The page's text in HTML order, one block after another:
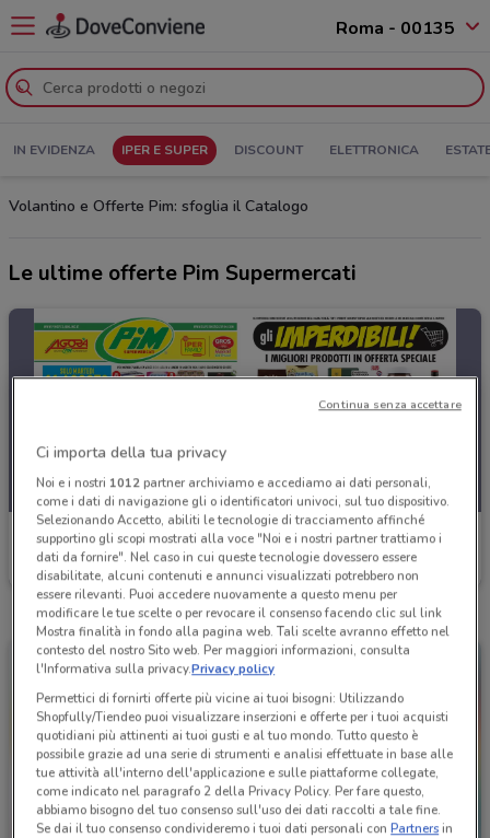
Roma - 00135
IN EVIDENZA IPER E SUPER DISCOUNT ELETTRONICA
Volantino e Offerte Pim: sfoglia il Catalogo
Le ultime offerte Pim Supermercati
Pim
Scade martedì
Ci importa della tua privacy
Noi e i nostri 1012partner archiviamo e accediamo ai dati personali,
come i dati di navigazione gli o identificatori univoci, sul tuo dispositivo.
Selezionando Accetto, abiliti le tecnologie di tracciamento affinché
supportino gli scopi mostrati alla voce "Noi e i nostri partner trattiamo i
dati da fornire". Nel caso in cui queste tecnologie dovessero essere
disabilitate, alcuni contenuti e annunci visualizzati potrebbero non
essere rilevanti. Puoi accedere nuovamente a questo menu per
modificare le tue scelte o per revocare il consenso facendo clic sul link
Mostra finalità in fondo alla pagina web. Tali scelte avranno effetto nel
contesto del nostro Sito web. Per maggiori informazioni, consulta
l'Informativa sulla privacy.Privacy policy
Permettici di fornirti offerte più vicine ai tuoi bisogni: Utilizzando
Shopfully/Tiendeo puoi visualizzare inserzioni e offerte per i tuoi acquisti
quotidiani più attinenti ai tuoi gusti e al tuo mondo. Tutto questo è
possibile grazie ad una serie di strumenti e analisi effettuate in base alle
tue attività all'interno dell'applicazione e sulle piattaforme collegate,
come indicato nel paragrafo 2 della Privacy Policy. Per fare questo,
abbiamo bisogno del tuo consenso sull'uso dei dati raccolti a tale fine.
Se dai il tuo consenso condivideremo i tuoi dati personali conPartnersin
Continua senza accettare